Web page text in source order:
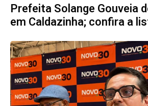
Prefeita Solange Gouveia
em Caldazinha; confira a